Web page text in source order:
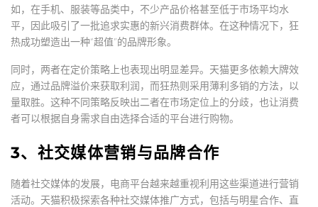
如，在手机、服装等品类中，不少产品价格甚至低于市场平均水
平，因此吸引了一批追求实惠的新兴消费群体。在这种情况下，狂
热成功塑造出一种“超值”的品牌形象。
同时，两者在定价策略上也表现出明显差异。天猫更多依赖大牌效
应，通过品牌溢价来获取利润，而狂热则采用薄利多销的方法，以
量取胜。这种不同策略反映出二者在市场定位上的分歧，也让消费
者可以根据自身需求自由选择合适的平台进行购物。
3、社交媒体营销与品牌合作
随着社交媒体的发展，电商平台越来越重视利用这些渠道进行营销
活动。天猫积极探索各种社交媒体推广方式，包括与明星合作、直